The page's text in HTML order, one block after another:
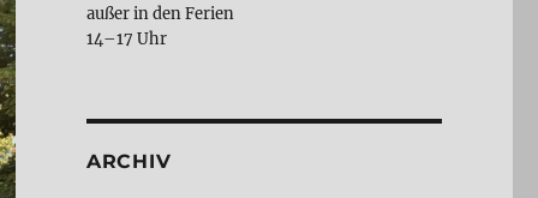
außer in den Ferien
14–17 Uhr
ARCHIV